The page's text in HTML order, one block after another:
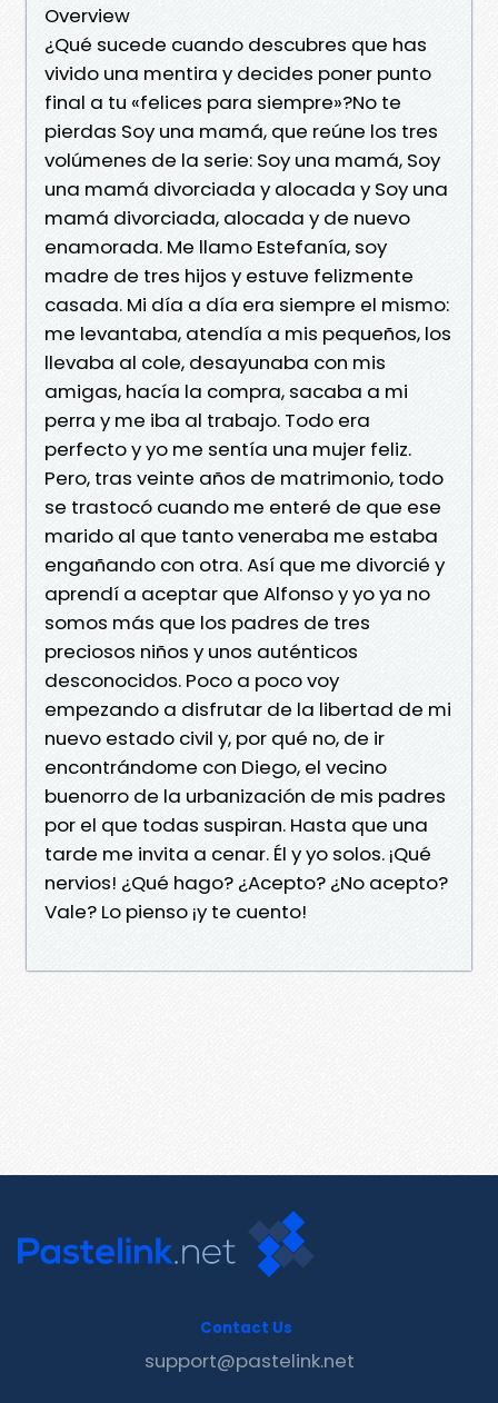
Overview
¿Qué sucede cuando descubres que has
vivido una mentira y decides poner punto
final a tu «felices para siempre»?No te
pierdas Soy una mamá, que reúne los tres
volúmenes de la serie: Soy una mamá, Soy
una mamá divorciada y alocada y Soy una
mamá divorciada, alocada y de nuevo
enamorada. Me llamo Estefanía, soy
madre de tres hijos y estuve felizmente
casada. Mi día a día era siempre el mismo:
me levantaba, atendía a mis pequeños, los
llevaba al cole, desayunaba con mis
amigas, hacía la compra, sacaba a mi
perra y me iba al trabajo. Todo era
perfecto y yo me sentía una mujer feliz.
Pero, tras veinte años de matrimonio, todo
se trastocó cuando me enteré de que ese
marido al que tanto veneraba me estaba
engañando con otra. Así que me divorcié y
aprendí a aceptar que Alfonso y yo ya no
somos más que los padres de tres
preciosos niños y unos auténticos
desconocidos. Poco a poco voy
empezando a disfrutar de la libertad de mi
nuevo estado civil y, por qué no, de ir
encontrándome con Diego, el vecino
buenorro de la urbanización de mis padres
por el que todas suspiran. Hasta que una
tarde me invita a cenar. Él y yo solos. ¡Qué
nervios! ¿Qué hago? ¿Acepto? ¿No acepto?
Vale? Lo pienso ¡y te cuento!
Contact Us
support@pastelink.net